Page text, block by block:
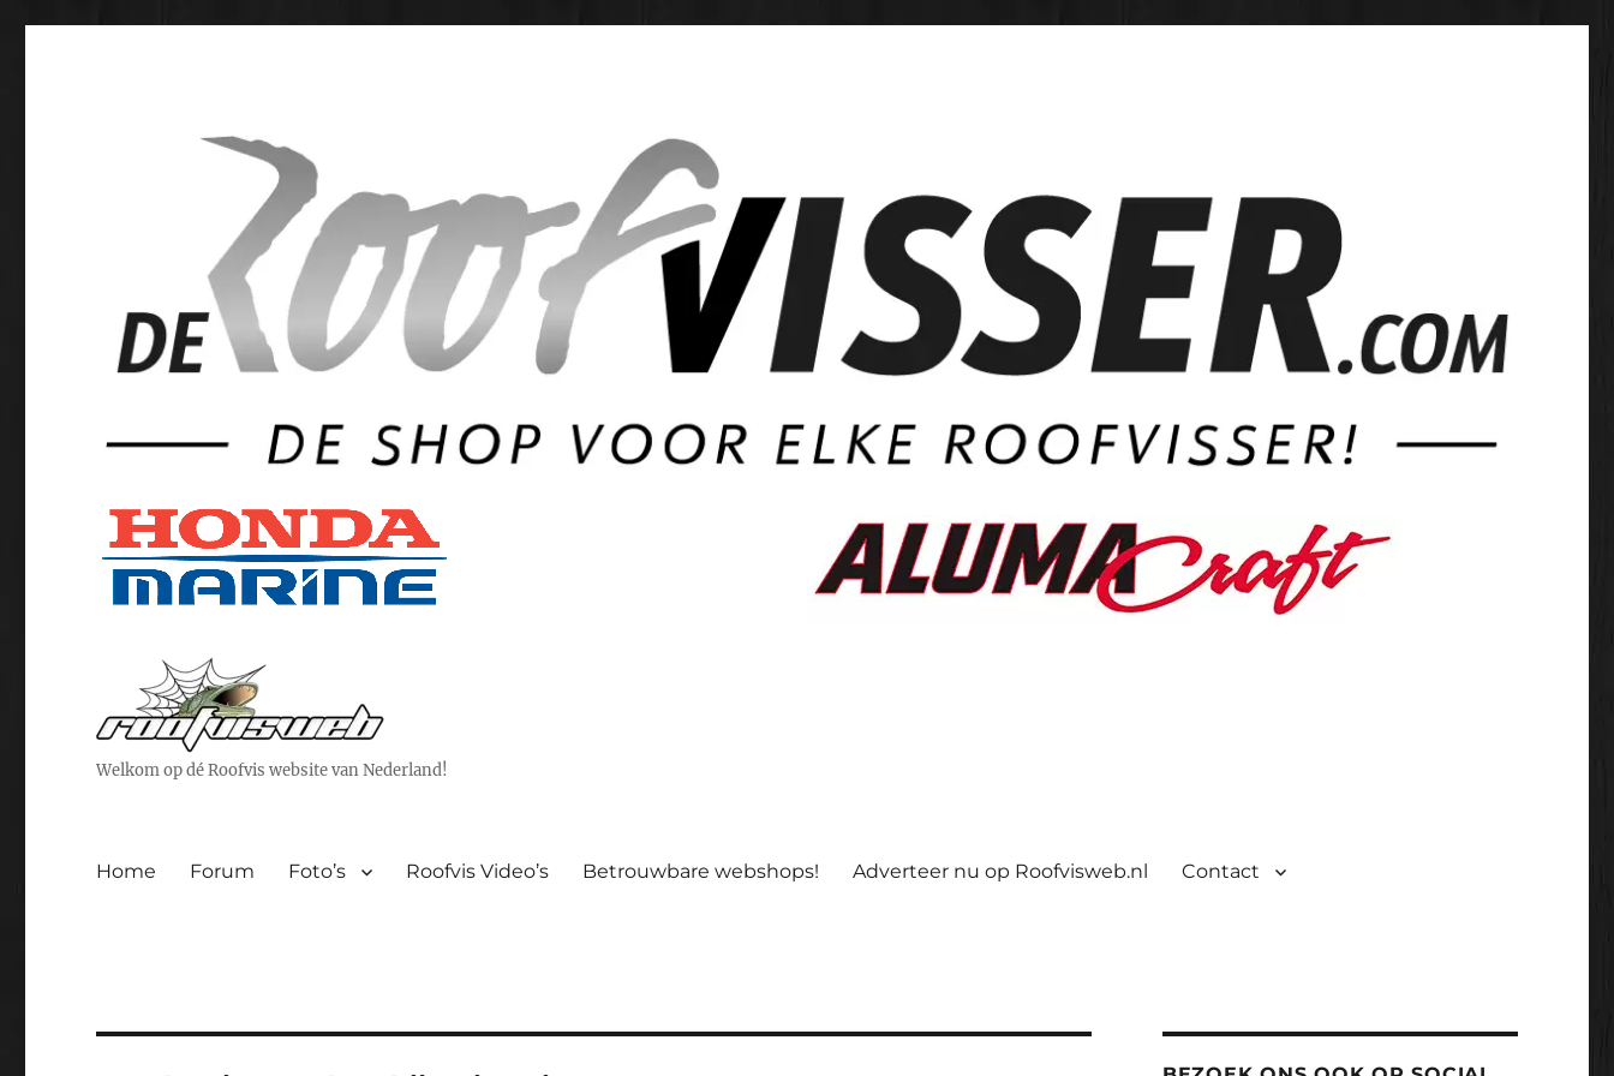
Welkom op dé Roofvis website van Nederland!
Home Forum Foto’s Roofvis Video’s Betrouwbare webshops! Adverteer nu op Roofvisweb.nl Contact